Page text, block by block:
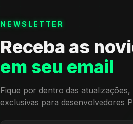
NEWSLETTER
Receba as
em seu email
Fique por dentro das atualizações,
exclusivas para desenvolvedores